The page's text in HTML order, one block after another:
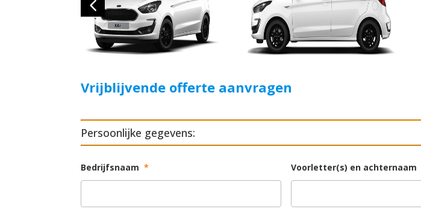
Vrijblijvende offerte aanvragen
Persoonlijke gegevens:
Bedrijfsnaam * Voorletter(s) en achternaam